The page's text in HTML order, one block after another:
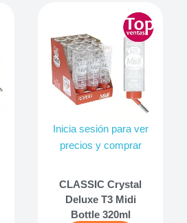
Inicia sesión para ver
precios y comprar
CLASSIC Crystal
Deluxe T3 Midi
Bottle 320ml